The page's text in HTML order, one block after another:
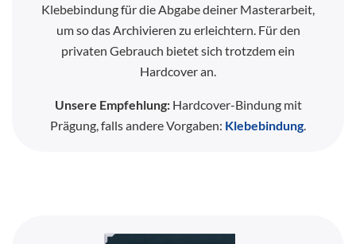
Klebebindung für die Abgabe deiner Masterarbeit,
um so das Archivieren zu erleichtern. Für den
privaten Gebrauch bietet sich trotzdem ein
Hardcover an.
Unsere Empfehlung:Hardcover-Bindung mit
Prägung, falls andere Vorgaben: Klebebindung.